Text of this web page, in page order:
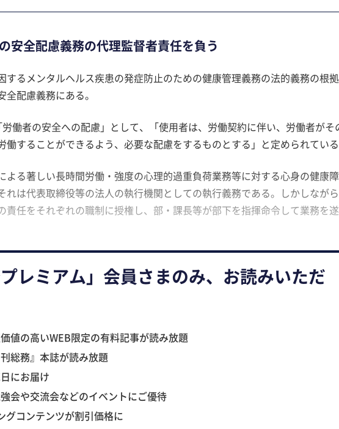
安全配慮義務の代理監督者責任を負う
するメンタルヘルス疾患の発症防止のための健康管理義務の法的義務の根拠
配慮義務にある。
働者の安全への配慮」として、「使用者は、労働契約に伴い、労働者がそ
働することができるよう、必要な配慮をするものとする」と定められてい
よる著しい長時間労働・強度の心理的過重負荷業務等に対する心身の健康
れは代表取締役等の法人の執行機関としての執行義務である。しかしなが
責任をそれぞれの職制に授権し、部・課長等が部下を指揮命令して業務を
レミアム」会員さまのみ、お読みいただ
値の高いWEB限定の有料記事が読み放題
総務』本誌が読み放題
にお届け
会や交流会などのイベントにご優待
グコンテンツが割引価格に